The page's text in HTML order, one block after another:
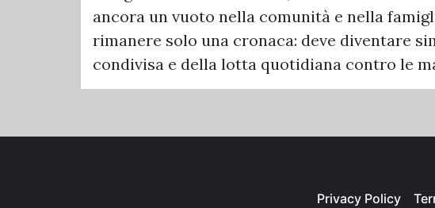
ancora un vuoto nella comunità e nella
rimanere solo una cronaca: deve diventare
condivisa e della lotta quotidiana contro le
Privacy Policy